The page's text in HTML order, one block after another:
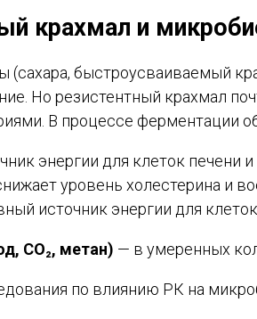
крахмал и
(сахара, быстроусваиваемый
Но резистентный крахмал
В процессе ферментации
энергии для клеток печени
уровень холестерина и
источник энергии для
CO₂, метан) — в умеренных
по влиянию РК на